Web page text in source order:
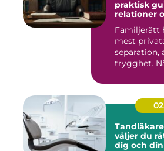
praktisk
relationer
Familjerätt
mest
separation,
trygghet.
Tandläkare
väljer du
dig och